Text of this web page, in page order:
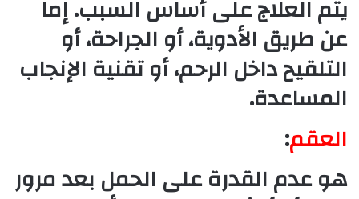
يتم العلاج على أساس السبب. إما
عن طريق الأدوية، أو الجراحة، أو
التلقيح داخل الرحم، أو تقنية الإنجاب
المساعدة.
العقم:
هو عدم القدرة على الحمل بعد مرور